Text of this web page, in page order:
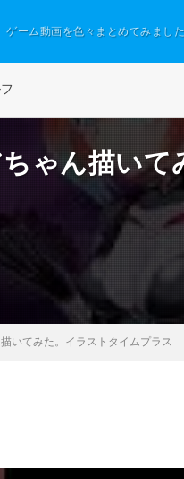
ゲーム動画を色々まとめてみました
ゃん描いて
いてみた。イラストタイムプラス